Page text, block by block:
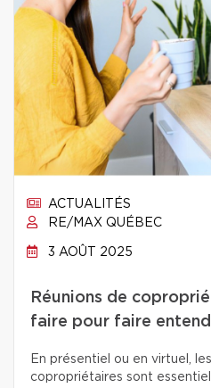
ACTUALITÉS
RE/MAX QUÉBEC
3 AOÛT 2025
Réunions de
faire pour faire
En présentiel ou en virtuel,
copropriétaires sont